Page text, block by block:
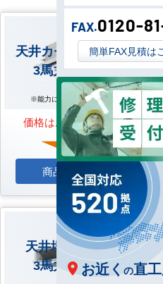
※能力により形が異なります
中温用
天井カセット形4方向
3馬力 シングル
価格はお問合せ下さい
商品詳細へ
中温用
天井埋込ダクト形
3馬力 シングル
FAX.0120-
簡単FAX見積は
お近く の直